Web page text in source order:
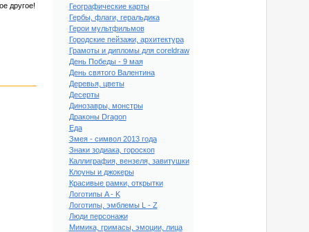
другое!
Географические карты
Гербы, флаги, геральдика
Герои мультфильмов
Городские пейзажи, архитектура
Грамоты и дипломы для coreldraw
День Победы - 9 мая
День святого Валентина
Деревья, цветы
Десерты
Динозавры, монстры
Драконы Dragon
Еда
Змея - символ 2013 года
Знаки зодиака, гороскоп
Каллиграфия, вензеля, завитушки
Клоуны и джокеры
Красивые рамки, открытки
Логотипы A - K
Логотипы, эмблемы L - Z
Люди персонажи
Мимика, гримасы, эмоции, лица